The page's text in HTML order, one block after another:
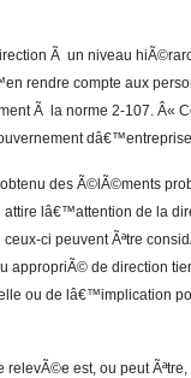
Ã un niveau
rendre compte aux
Ã la norme 2-107. Â«
des Ã©lÃ©ments
lâ€™attention de la
ci peuvent Ãªtre
de direction
ou de lâ€™implication
est, ou peut